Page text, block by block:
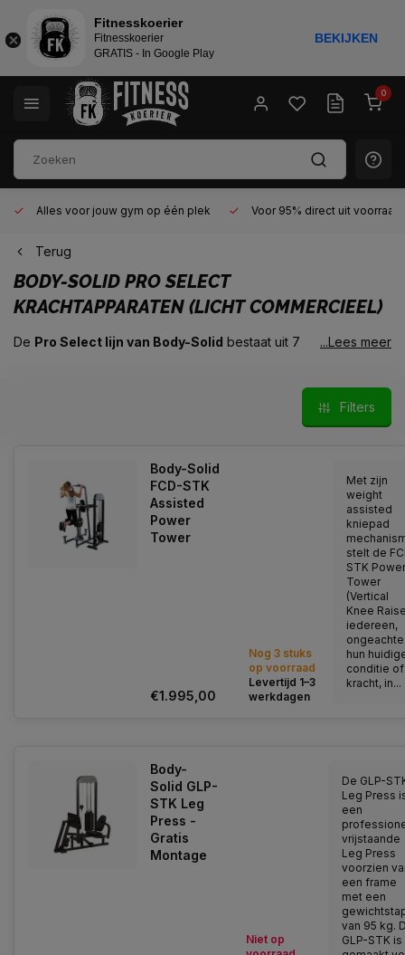
0
Alles voor jouw gym op één plek Voor 95% direct uit
Terug
BODY-SOLID PRO SELECT
KRACHTAPPARATEN (LICHT COMMERCIEEL)
De Pro Select lijn van Body-Solid bestaat uit 7
(gewicht) kan aanpassen. Deze apparaten lenen zich perfect
voor licht commercieel gebruik en zijn dan ook ideaal voor
fysiotherapiepraktijken, kleine PT studio's en instellingen zoals
Door de aantrekkelijke prijsstelling zijn deze
Pro Select
krachtapparaten van Body-Solid
ook ideaal voor diegenen
die thuis wat meer ruimte hebben en een professionele
thuisfitness willen samenstellen. De PROSelect krachtapparaten
van Body-Solid bieden een fantastische functionaliteit en een
...Lees meer
Filters
Body-Solid
FCD-STK
Assisted
Power
Tower
€1.995,00
Nog 3 stuks
op voorraad
Levertijd 1–3
werkdagen
Met zijn
weight
assisted
kniepad
stelt de
STK Power
Tower
(Vertical
Knee
iedereen,
ongeachte
hun
conditie of
kracht, in...
Body-
Solid GLP-
STK Leg
Press -
Gratis
Montage
Niet op
De GLP-
Leg Press
een
vrijstaande
Leg Press
voorzien
een frame
met een
van 95 kg.
GLP-STK is
Fitnesskoerier
Fitnesskoerier
GRATIS - In Google Play
BEKIJKEN